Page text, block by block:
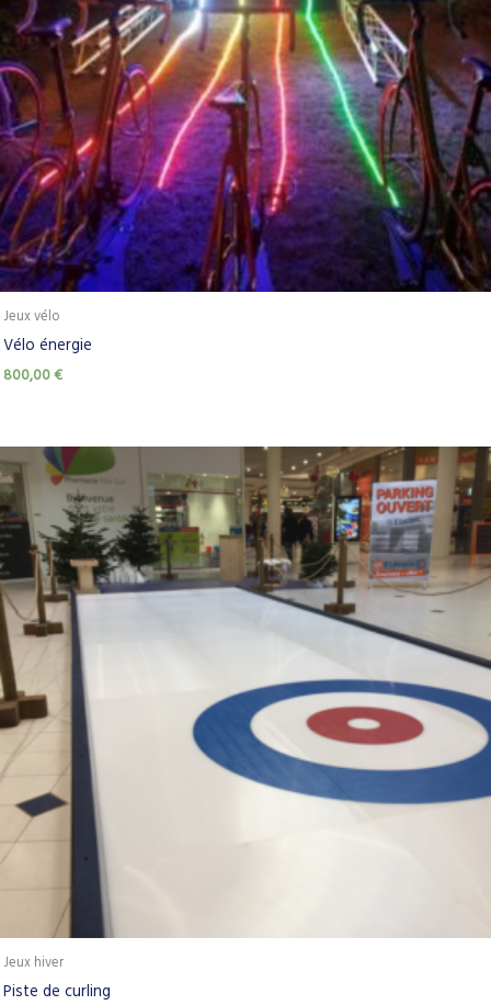
Jeux vélo
Vélo énergie
800,00€
Jeux hiver
Piste de curling